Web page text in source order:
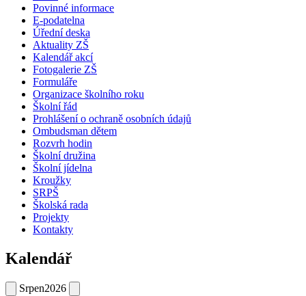
Povinné informace
E-podatelna
Úřední deska
Aktuality ZŠ
Kalendář akcí
Fotogalerie ZŠ
Formuláře
Organizace školního roku
Školní řád
Prohlášení o ochraně osobních údajů
Ombudsman dětem
Rozvrh hodin
Školní družina
Školní jídelna
Kroužky
SRPŠ
Školská rada
Projekty
Kontakty
Kalendář
Srpen2026